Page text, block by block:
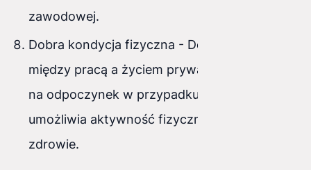
zawodowej.
Dobra kondycja fizyczna - Dobra równowaga
między pracą a życiem prywatnym pozwala
na odpoczynek w przypadku choroby oraz
umożliwia aktywność fizyczną i dbanie o
zdrowie.